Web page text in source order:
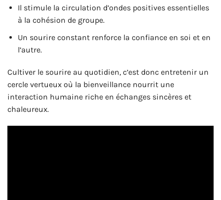
Il stimule la circulation d’ondes positives essentielles
à la cohésion de groupe.
Un sourire constant renforce la confiance en soi et en
l’autre.
Cultiver le sourire au quotidien, c’est donc entretenir un
cercle vertueux où la bienveillance nourrit une
interaction humaine riche en échanges sincères et
chaleureux.